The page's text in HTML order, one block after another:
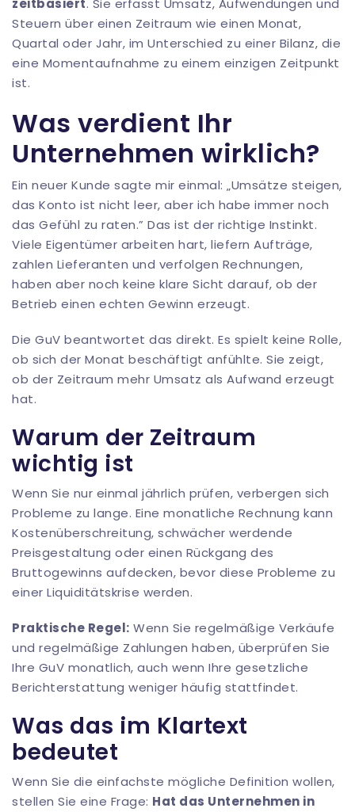
zeitbasiert. Sie erfasst Umsatz, Aufwendungen und
Steuern über einen Zeitraum wie einen Monat,
Quartal oder Jahr, im Unterschied zu einer Bilanz, die
eine Momentaufnahme zu einem einzigen Zeitpunkt
ist.
Was verdient Ihr
Unternehmen wirklich?
Ein neuer Kunde sagte mir einmal: „Umsätze steigen,
das Konto ist nicht leer, aber ich habe immer noch
das Gefühl zu raten.” Das ist der richtige Instinkt.
Viele Eigentümer arbeiten hart, liefern Aufträge,
zahlen Lieferanten und verfolgen Rechnungen,
haben aber noch keine klare Sicht darauf, ob der
Betrieb einen echten Gewinn erzeugt.
Die GuV beantwortet das direkt. Es spielt keine Rolle,
ob sich der Monat beschäftigt anfühlte. Sie zeigt,
ob der Zeitraum mehr Umsatz als Aufwand erzeugt
hat.
Warum der Zeitraum
wichtig ist
Wenn Sie nur einmal jährlich prüfen, verbergen sich
Probleme zu lange. Eine monatliche Rechnung kann
Kostenüberschreitung, schwächer werdende
Preisgestaltung oder einen Rückgang des
Bruttogewinns aufdecken, bevor diese Probleme zu
einer Liquiditätskrise werden.
Praktische Regel: Wenn Sie regelmäßige Verkäufe
und regelmäßige Zahlungen haben, überprüfen Sie
Ihre GuV monatlich, auch wenn Ihre gesetzliche
Berichterstattung weniger häufig stattfindet.
Was das im Klartext
bedeutet
Wenn Sie die einfachste mögliche Definition wollen,
stellen Sie eine Frage: Hat das Unternehmen in